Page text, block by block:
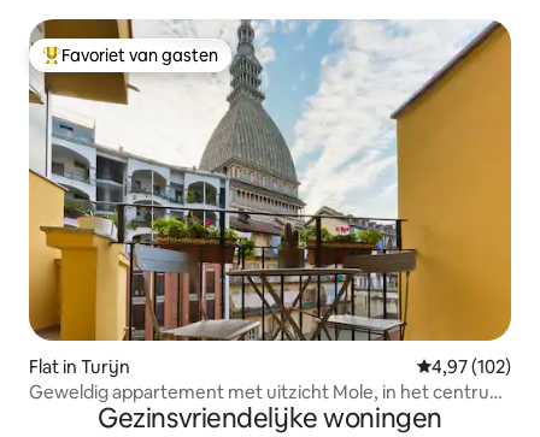
Topfavoriet van gasten
Favoriet van gasten
Flat in Turijn Gemiddelde
4,97 (102)
Geweldig appartement met uitzicht Mole, in het centrum
van TurijnGezinsvriendelijke woningen